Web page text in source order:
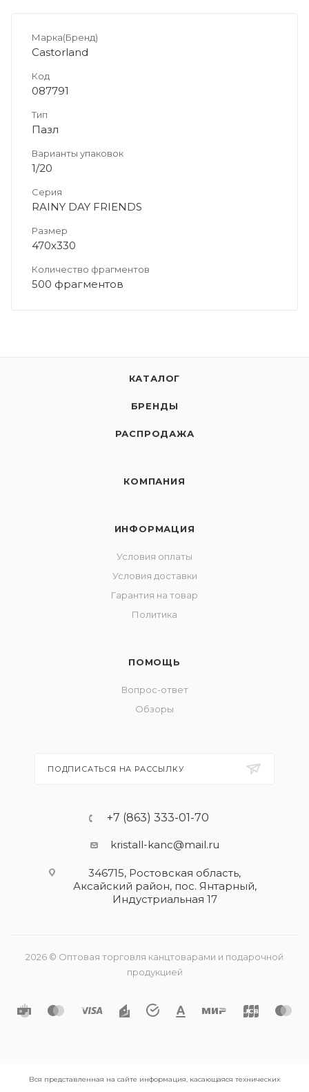
Марка(Бренд)
Castorland
Код
087791
Тип
Пазл
Варианты упаковок
1/20
Серия
RAINY DAY FRIENDS
Размер
470х330
Количество фрагментов
500 фрагментов
КАТАЛОГ
БРЕНДЫ
РАСПРОДАЖА
КОМПАНИЯ
ИНФОРМАЦИЯ
Условия оплаты
Условия доставки
Гарантия на товар
Политика
ПОМОЩЬ
Вопрос-ответ
Обзоры
ПОДПИСАТЬСЯ НА РАССЫЛКУ
+7 (863) 333-01-70
kristall-kanc@mail.ru
346715, Ростовская область​,
Аксайский район, пос. Янтарный,
Индустриальная 17
2026 © Оптовая торговля канцтоварами и подарочной
продукцией
Вся представленная на сайте информация, касающаяся технических